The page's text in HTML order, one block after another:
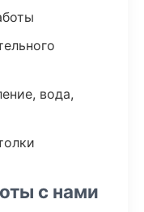
вода,
с нами